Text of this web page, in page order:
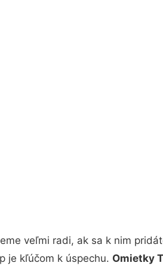
veľmi radi, ak sa k nim
je kľúčom k úspechu. Omietky